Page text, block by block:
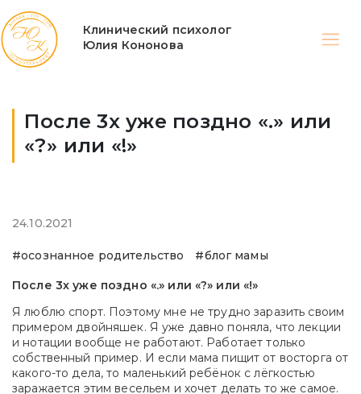
Клинический психолог
Юлия Кононова
После 3х уже поздно «.» или
«?» или «!»
24.10.2021
#осознанное родительство #блог мамы
После 3х уже поздно «.» или «?» или «!»
Я люблю спорт. Поэтому мне не трудно заразить своим
примером двойняшек. Я уже давно поняла, что лекции
и нотации вообще не работают. Работает только
собственный пример. И если мама пищит от восторга от
какого-то дела, то маленький ребёнок с лёгкостью
заражается этим весельем и хочет делать то же самое.